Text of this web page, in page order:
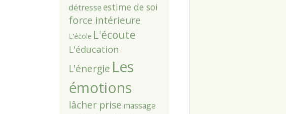
détresseestime de soi
force intérieure
L'école L'écoute
L'éducation
L'énergie Les
émotions
lâcher prise massage